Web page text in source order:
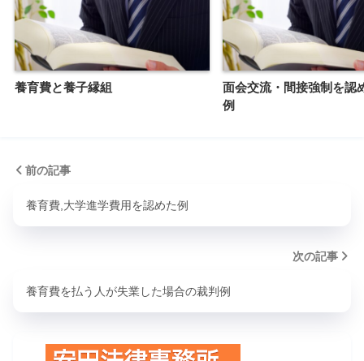
養育費と養子縁組
面会交流・間接強制を認
例
前の記事
養育費,大学進学費用を認めた例
次の記事
養育費を払う人が失業した場合の裁判例